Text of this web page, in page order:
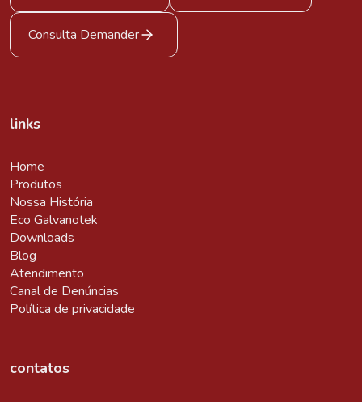
Consulta Demander
contatos
links
Home
Produtos
Nossa História
Eco Galvanotek
Downloads
Blog
Atendimento
Canal de Denúncias
Política de privacidade